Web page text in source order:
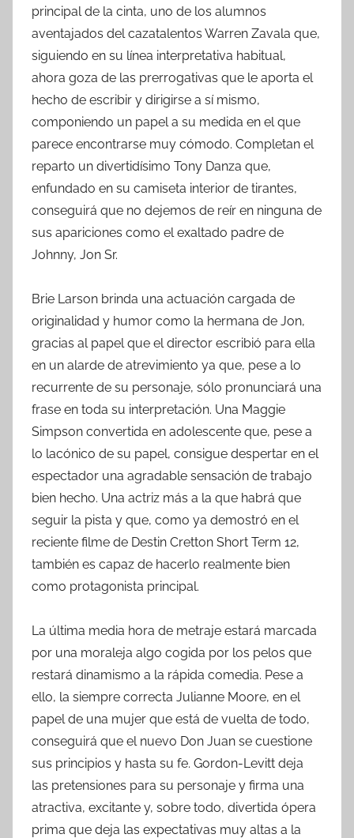
principal de la cinta, uno de los alumnos
aventajados del cazatalentos Warren Zavala que,
siguiendo en su línea interpretativa habitual,
ahora goza de las prerrogativas que le aporta el
hecho de escribir y dirigirse a sí mismo,
componiendo un papel a su medida en el que
parece encontrarse muy cómodo. Completan el
reparto un divertidísimo Tony Danza que,
enfundado en su camiseta interior de tirantes,
conseguirá que no dejemos de reír en ninguna de
sus apariciones como el exaltado padre de
Johnny, Jon Sr.
Brie Larson brinda una actuación cargada de
originalidad y humor como la hermana de Jon,
gracias al papel que el director escribió para ella
en un alarde de atrevimiento ya que, pese a lo
recurrente de su personaje, sólo pronunciará una
frase en toda su interpretación. Una Maggie
Simpson convertida en adolescente que, pese a
lo lacónico de su papel, consigue despertar en el
espectador una agradable sensación de trabajo
bien hecho. Una actriz más a la que habrá que
seguir la pista y que, como ya demostró en el
reciente filme de Destin Cretton Short Term 12,
también es capaz de hacerlo realmente bien
como protagonista principal.
La última media hora de metraje estará marcada
por una moraleja algo cogida por los pelos que
restará dinamismo a la rápida comedia. Pese a
ello, la siempre correcta Julianne Moore, en el
papel de una mujer que está de vuelta de todo,
conseguirá que el nuevo Don Juan se cuestione
sus principios y hasta su fe. Gordon-Levitt deja
las pretensiones para su personaje y firma una
atractiva, excitante y, sobre todo, divertida ópera
prima que deja las expectativas muy altas a la